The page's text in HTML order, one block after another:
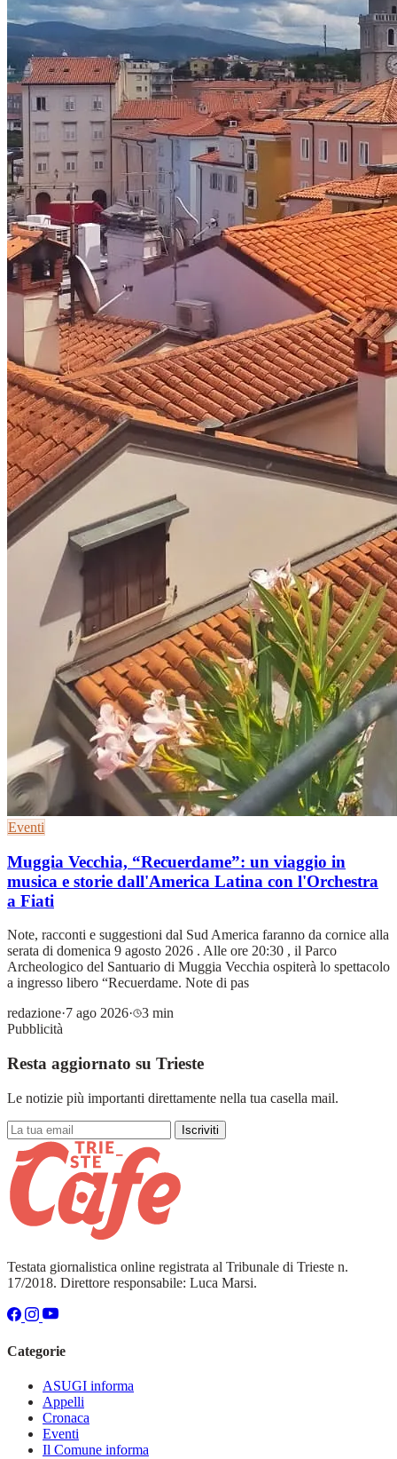
Eventi
Muggia Vecchia, “Recuerdame”: un viaggio in
musica e storie dall'America Latina con l'Orchestra
a Fiati
Note, racconti e suggestioni dal Sud America faranno da cornice alla
serata di domenica 9 agosto 2026 . Alle ore 20:30 , il Parco
Archeologico del Santuario di Muggia Vecchia ospiterà lo spettacolo
a ingresso libero “Recuerdame. Note di pas
redazione·7 ago 2026·
3 min
Pubblicità
Resta aggiornato su Trieste
Le notizie più importanti direttamente nella tua casella mail.
Iscriviti
Testata giornalistica online registrata al Tribunale di Trieste n.
17/2018. Direttore responsabile: Luca Marsi.
Categorie
ASUGI informa
Appelli
Cronaca
Eventi
Il Comune informa